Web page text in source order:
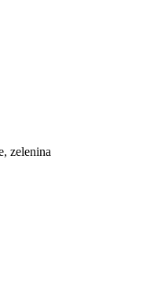
zelenina